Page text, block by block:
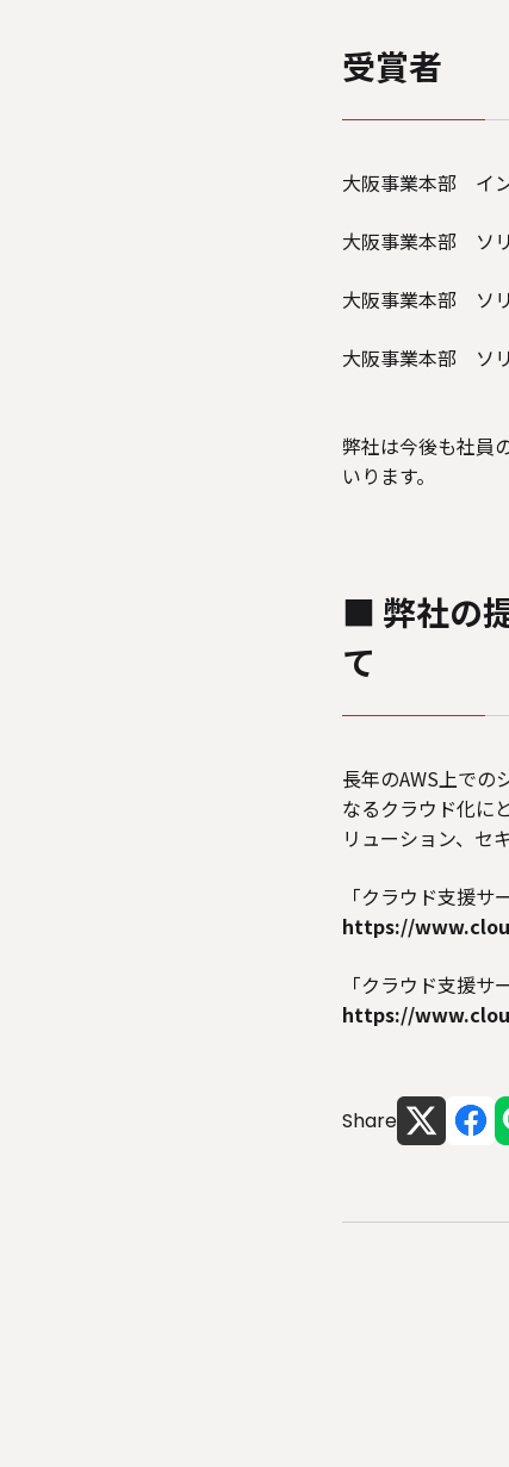
受賞者
大阪事業本部 イ
大阪事業本部 ソ
大阪事業本部 ソ
大阪事業本部 ソ
弊社は今後も社員
いります。
■ 弊社の
て
長年のAWS上での
なるクラウド化に
リューション、セ
「クラウド支援サ
https://
「クラウド支援
https://
Share